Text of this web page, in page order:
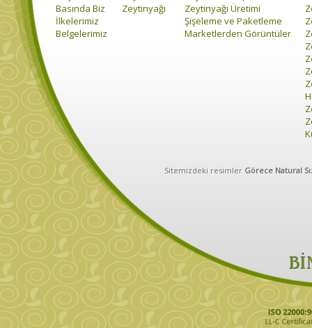
Basında Biz
İlkelerimiz
Belgelerimiz
Zeytinyağı
Zeytinyağı Üretimi
Şişeleme ve Paketleme
Marketlerden Görüntüler
Sitemizdeki resimler Görece Natural